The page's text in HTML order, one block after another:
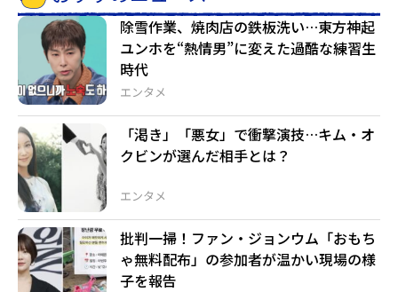
エンタメ
除雪作業、焼肉店の鉄板洗い…東方神起
ユンホを“熱情男”に変えた過酷な練習生
時代
エンタメ
「渇き」「悪女」で衝撃演技…キム・オ
クビンが選んだ相手とは？
批判一掃！ファン・ジョンウム「おもち
ゃ無料配布」の参加者が温かい現場の様
子を報告